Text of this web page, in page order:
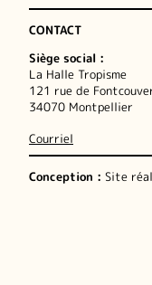
CONTACT
Siège social :
La Halle Tropisme
121 rue de
34070 Montpellier
Courriel
Conception : Site